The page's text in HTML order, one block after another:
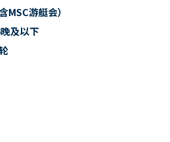
MSC游艇会）
及以下